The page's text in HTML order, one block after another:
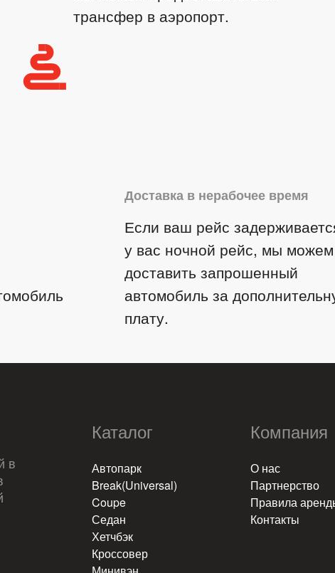
трансфер в аэропорт.
Доставка в нерабочее время
Если ваш рейс
у вас ночной рейс, мы можем
доставить запрошенный
автомобиль за
плату.
в
Каталог
Автопарк
Break(Universal)
Coupe
Седан
Хетчбэк
Кроссовер
Компания
О нас
Партнерство
Правила
Контакты